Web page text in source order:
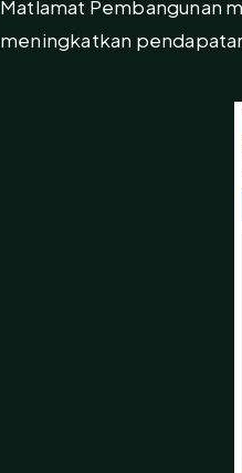
Matlamat Pembangunan
meningkatkan